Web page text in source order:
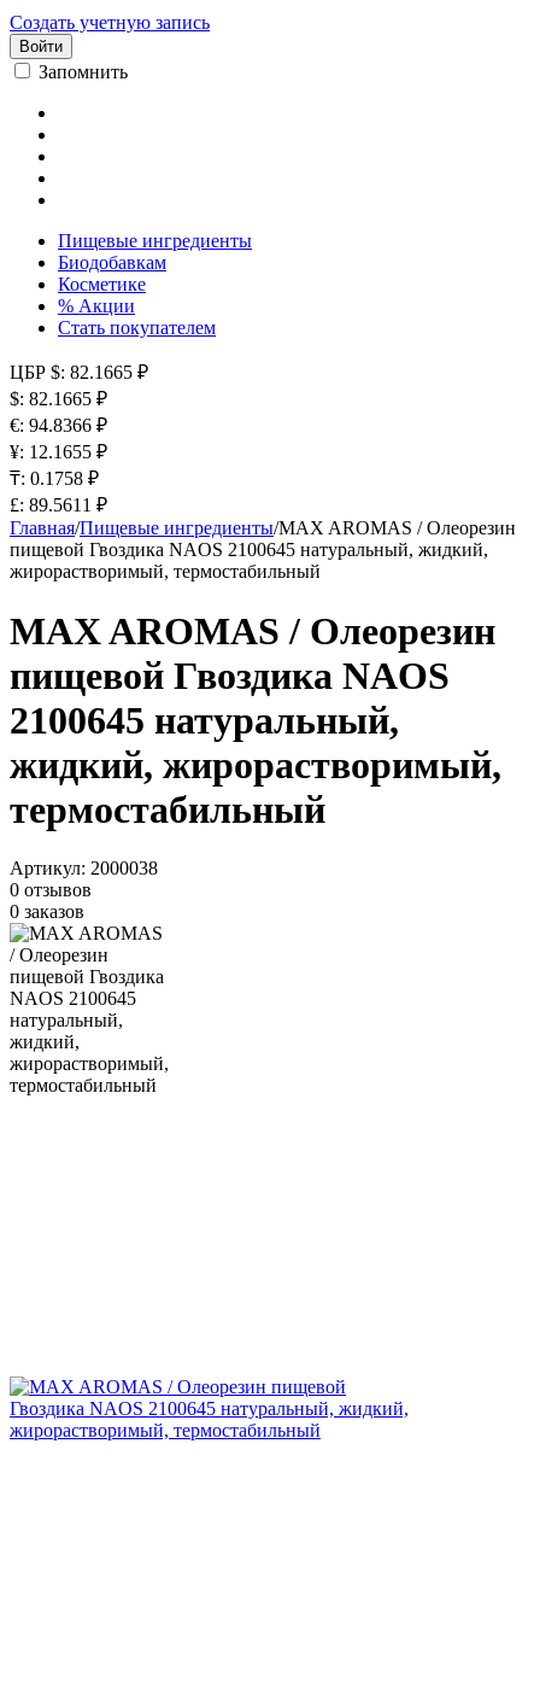
Создать учетную запись
Войти
Запомнить
Пищевые ингредиенты
Биодобавкам
Косметике
% Акции
Стать покупателем
ЦБР $: 82.1665 ₽
$: 82.1665 ₽
€: 94.8366 ₽
¥: 12.1655 ₽
₸: 0.1758 ₽
£: 89.5611 ₽
Главная/Пищевые ингредиенты/MAX AROMAS / Олеорезин
пищевой Гвоздика NAOS 2100645 натуральный, жидкий,
жирорастворимый, термостабильный
MAX AROMAS / Олеорезин
пищевой Гвоздика NAOS
2100645 натуральный,
жидкий, жирорастворимый,
термостабильный
Артикул: 2000038
0 отзывов
0 заказов